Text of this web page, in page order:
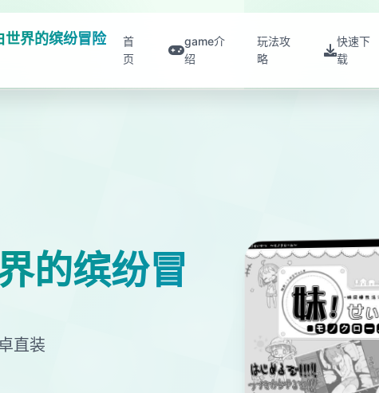
世界的缤纷冒险
首
页
game介
绍
玩法攻
略
快速下
载
的缤纷冒
直装